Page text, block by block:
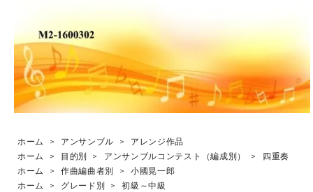
ホーム > アンサンブル >
アレンジ作品
ホーム
> 目的別 > アンサンブルコンテスト（編成別） >
四重奏
ホーム
> 作曲編曲者別 >
小國晃一郎
ホーム
> グレード別 > 初級～中級